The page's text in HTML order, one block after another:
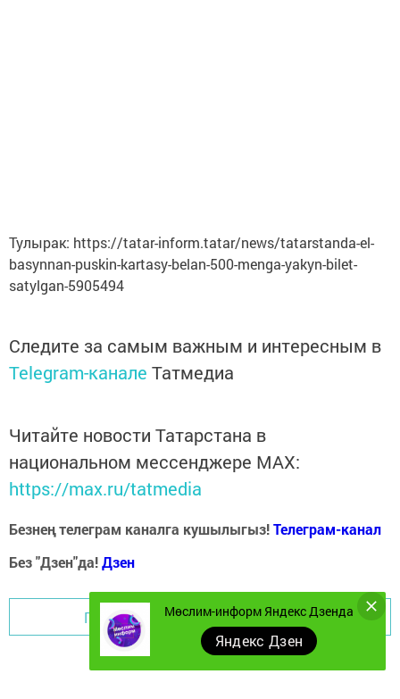
Тулырак: https://tatar-inform.tatar/news/tatarstanda-el-
basynnan-puskin-kartasy-belan-500-menga-yakyn-bilet-
satylgan-5905494
Следите за самым важным и интересным в
Telegram-канале Татмедиа
Читайте новости Татарстана в
национальном мессенджере MАХ:
https://max.ru/tatmedia
Безнең телеграм каналга кушылыгыз!Телеграм-канал
Без "Дзен"да!Дзен
Перейти на страницу новости
Мөслим-информ Яндекс Дзенда
Яндекс Дзен